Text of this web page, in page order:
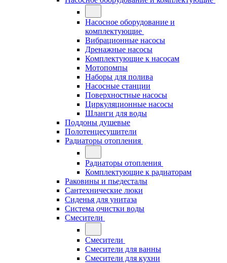
Насосное оборудование и
комплектующие
Вибрационные насосы
Дренажные насосы
Комплектующие к насосам
Мотопомпы
Наборы для полива
Насосные станции
Поверхностные насосы
Циркуляционные насосы
Шланги для воды
Поддоны душевые
Полотенцесушители
Радиаторы отопления
Радиаторы отопления
Комплектующие к радиаторам
Раковины и пьедесталы
Сантехнические люки
Сиденья для унитаза
Система очистки воды
Смесители
Смесители
Смесители для ванны
Смесители для кухни